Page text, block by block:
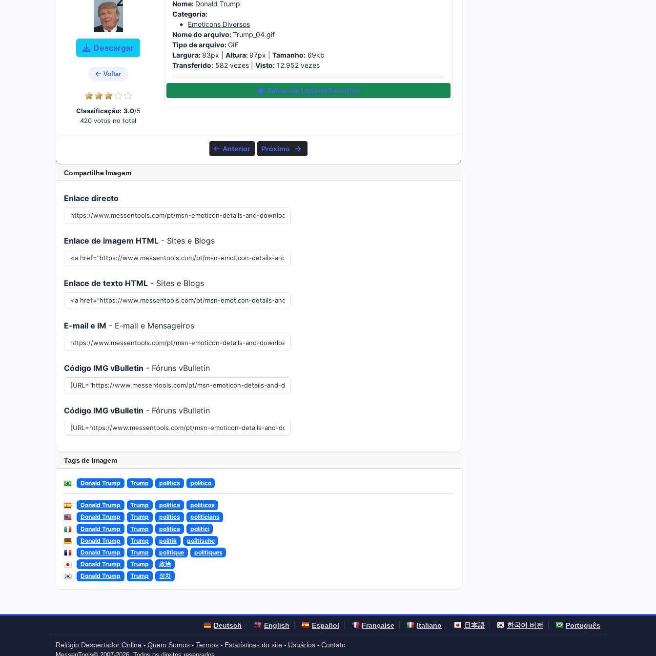
Descargar
Voltar
Classificação: 3.0/5
420 votos no total
Nome: Donald Trump
Categoria:
Emoticons Diversos
Nome do arquivo:Trump_04.gif
Tipo de arquivo:GIF
Largura: 83px |Altura: 97px |Tamanho: 69kb
Transferido: 582 vezes |Visto: 12.952 vezes
Salvar em Lista de Favoritos
Anterior Próximo
Compartilhe Imagem
Enlace directo
Enlace de imagem HTML - Sites e Blogs
Enlace de texto HTML - Sites e Blogs
E-mail e IM - E-mail e Mensageiros
Código IMG vBulletin - Fóruns vBulletin
Código IMG vBulletin - Fóruns vBulletin
Tags de Imagem
Donald Trump Trump política político
Donald Trump Trump politica
politicos
Donald Trump
Trump politics
politicians
Donald Trump
Trump politica
politici
Donald Trump
Trump politik
politische
Donald Trump
Trump politique
politiques
Donald Trump
Trump
政治
Donald Trump
Trump 정치
Deutsch English Español Française Italiano 日本語 한국어 버전 Português
Relógio Despertador Online - Quem Somos - Termos - Estatísticas do site - Usuários - Contato